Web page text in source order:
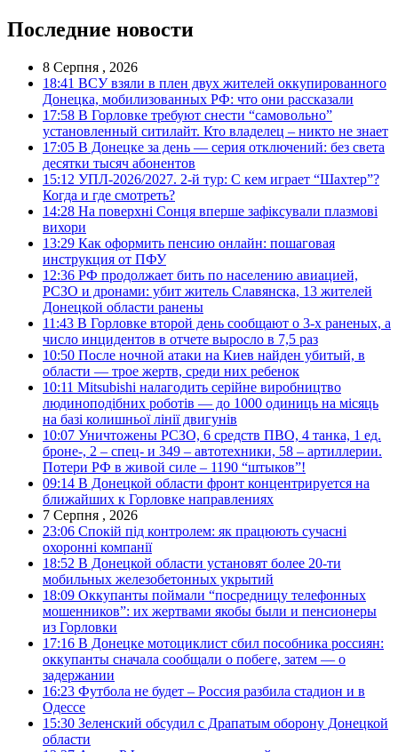
Последние новости
8 Серпня , 2026
18:41 ВСУ взяли в плен двух жителей оккупированного
Донецка, мобилизованных РФ: что они рассказали
17:58 В Горловке требуют снести “самовольно”
установленный ситилайт. Кто владелец – никто не знает
17:05 В Донецке за день — серия отключений: без света
десятки тысяч абонентов
15:12 УПЛ-2026/2027. 2-й тур: С кем играет “Шахтер”?
Когда и где смотреть?
14:28 На поверхні Сонця вперше зафіксували плазмові
вихори
13:29 Как оформить пенсию онлайн: пошаговая
инструкция от ПФУ
12:36 РФ продолжает бить по населению авиацией,
РСЗО и дронами: убит житель Славянска, 13 жителей
Донецкой области ранены
11:43 В Горловке второй день сообщают о 3-х раненых, а
число инцидентов в отчете выросло в 7,5 раз
10:50 После ночной атаки на Киев найден убитый, в
области — трое жертв, среди них ребенок
10:11 Mitsubishi налагодить серійне виробництво
людиноподібних роботів — до 1000 одиниць на місяць
на базі колишньої лінії двигунів
10:07 Уничтожены РСЗО, 6 средств ПВО, 4 танка, 1 ед.
броне-, 2 – спец- и 349 – автотехники, 58 – артиллерии.
Потери РФ в живой силе – 1190 “штыков”!
09:14 В Донецкой области фронт концентрируется на
ближайших к Горловке направлениях
7 Серпня , 2026
23:06 Спокій під контролем: як працюють сучасні
охоронні компанії
18:52 В Донецкой области установят более 20-ти
мобильных железобетонных укрытий
18:09 Оккупанты поймали “посредницу телефонных
мошенников”: их жертвами якобы были и пенсионеры
из Горловки
17:16 В Донецке мотоциклист сбил пособника россиян:
оккупанты сначала сообщали о побеге, затем — о
задержании
16:23 Футбола не будет – Россия разбила стадион и в
Одессе
15:30 Зеленский обсудил с Драпатым оборону Донецкой
области